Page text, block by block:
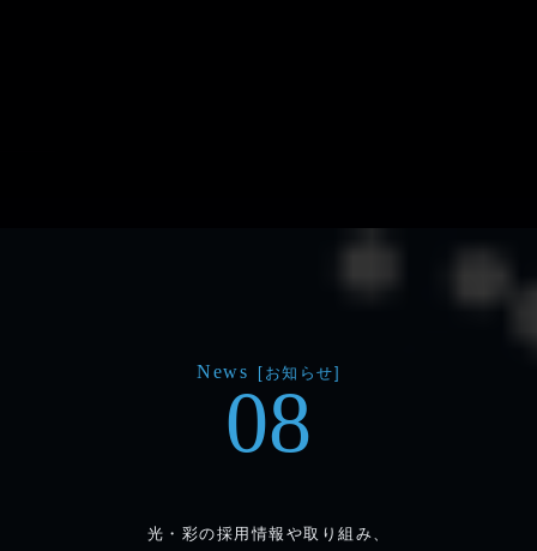
News [お知らせ]
08
光・彩の採用情報や取り組み、